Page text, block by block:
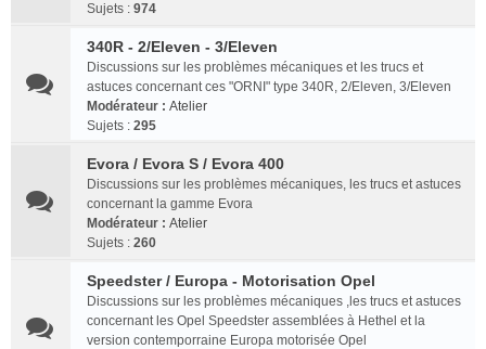
Sujets : 974
340R - 2/Eleven - 3/Eleven
Discussions sur les problèmes mécaniques et les trucs et
astuces concernant ces "ORNI" type 340R, 2/Eleven, 3/Eleven
Modérateur : Atelier
Sujets : 295
Evora / Evora S / Evora 400
Discussions sur les problèmes mécaniques, les trucs et astuces
concernant la gamme Evora
Modérateur : Atelier
Sujets : 260
Speedster / Europa - Motorisation Opel
Discussions sur les problèmes mécaniques ,les trucs et astuces
concernant les Opel Speedster assemblées à Hethel et la
version contemporraine Europa motorisée Opel